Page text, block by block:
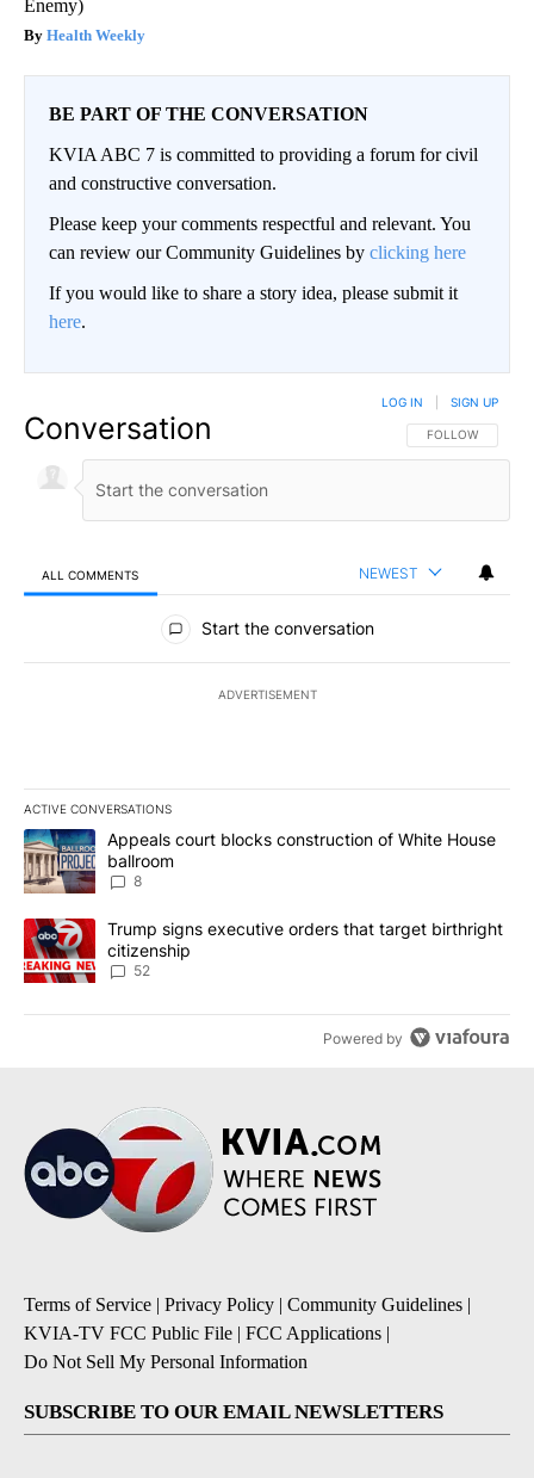
Enemy)
Health Weekly
BE PART OF THE CONVERSATION
KVIA ABC 7 is committed to providing a forum for civil
and constructive conversation.
Please keep your comments respectful and relevant. You
can review our Community Guidelines by clicking here
If you would like to share a story idea, please submit it
here.
Conversation FOLLOW THIS
FOLLOW
LOG IN SIGN UP
ALL COMMENTS NEWEST
All Comments
Start the conversation
ADVERTISEMENT
ACTIVE CONVERSATIONS
The following is a list of the most commented articles in the last
A trending article titled "Appeals court blocks construction of
Appeals court blocks construction of White House
ballroom
8
A trending article titled "Trump signs executive orders that
Trump signs executive orders that target birthright
citizenship
52
Powered by
Terms of Service | Privacy Policy | Community Guidelines |
KVIA-TV FCC Public File | FCC Applications |
Do Not Sell My Personal Information
SUBSCRIBE TO OUR EMAIL NEWSLETTERS